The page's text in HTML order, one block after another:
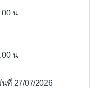
น.
น.
ที่ 27/07/2026